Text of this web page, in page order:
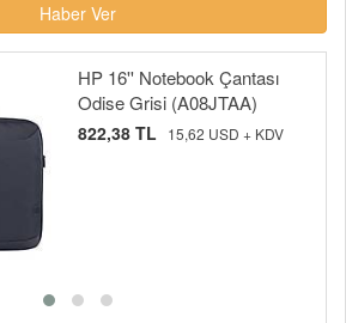
Haber Ver
HP 16'' Notebook Çantası
Odise Grisi (A08JTAA)
822,38 TL 15,62 USD + KDV